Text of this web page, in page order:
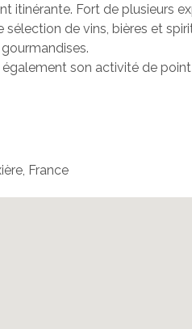
itinérante. Fort de plusieurs
de vins, bières et
son activité de
France